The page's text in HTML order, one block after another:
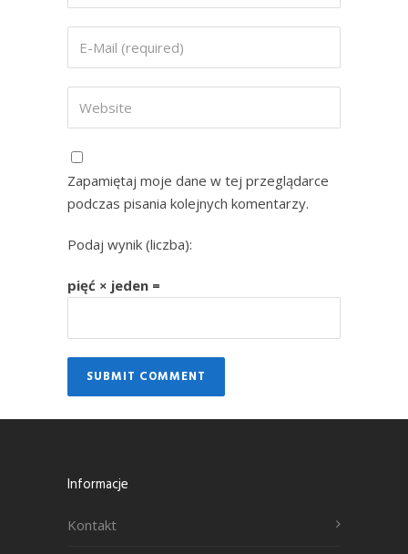
Zapamiętaj moje dane w tej przeglądarce
podczas pisania kolejnych komentarzy.
Podaj wynik (liczba):
pięć × jeden =
Informacje
Kontakt